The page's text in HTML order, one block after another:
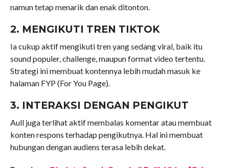
namun tetap menarik dan enak ditonton.
2. MENGIKUTI TREN TIKTOK
Ia cukup aktif mengikuti tren yang sedang viral, baik itu
sound populer, challenge, maupun format video tertentu.
Strategi ini membuat kontennya lebih mudah masuk ke
halaman FYP (For You Page).
3. INTERAKSI DENGAN PENGIKUT
Aull juga terlihat aktif membalas komentar atau membuat
konten respons terhadap pengikutnya. Hal ini membuat
hubungan dengan audiens terasa lebih dekat.